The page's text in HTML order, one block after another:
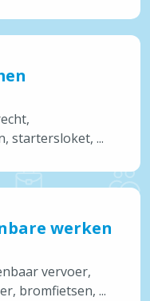
startersloket, ...
werken
vervoer,
bromfietsen, ...